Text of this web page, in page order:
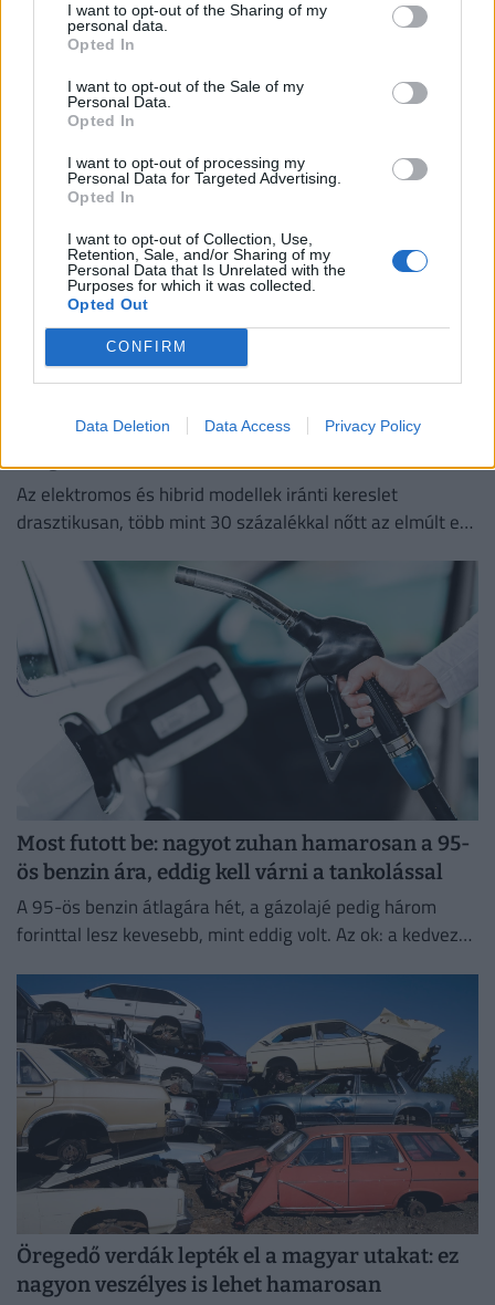
I want to opt-out of the Sharing of my
personal data.
Opted In
I want to opt-out of the Sale of my
Personal Data.
Opted In
I want to opt-out of processing my
Personal Data for Targeted Advertising.
Opted In
I want to opt-out of Collection, Use,
Retention, Sale, and/or Sharing of my
Personal Data that Is Unrelated with the
Purposes for which it was collected.
Opted Out
CONFIRM
Data Deletion Data Access Privacy Policy
hamarosan a 95-ös benzin ára - eddig várj a
tankolással!
A pénteki nagykereskedelmi árcsökkentés újabb
lendületet adhat az üzemanyagárak mérséklődésének:
Komoly fordulat a hazai autópiacon:
Az elektromos és hibrid modellek iránti kereslet
drasztikusan, több mint 30 százalékkal nőtt az elmúlt egy
Most futott be: nagyot zuhan hamarosan a 95-
ös benzin ára, eddig kell várni a tankolással
A 95-ös benzin átlagára hét, a gázolajé pedig három
forinttal lesz kevesebb, mint eddig volt. Az ok: a kedvező
Öregedő verdák lepték el a magyar utakat: ez
nagyon veszélyes is lehet hamarosan